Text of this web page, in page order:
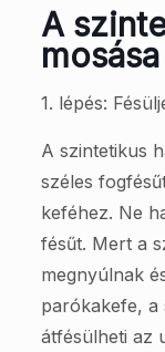
A
1. lépés:
A szintetikus
széles
keféhez. Ne
fésűt. Mert a
megnyúlnak
parókakefe, a
átfésülheti az